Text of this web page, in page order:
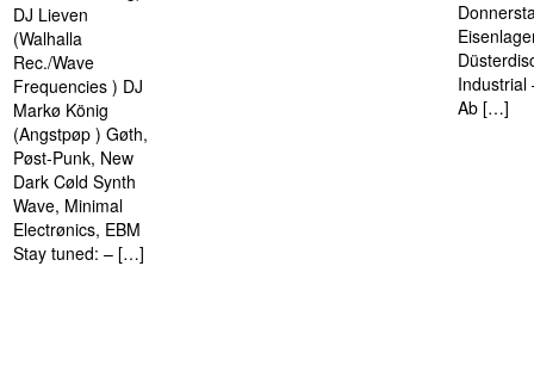
DJ Lieven
(Walhalla
Rec./Wave
Frequencies ) DJ
Markø König
(Angstpøp ) Gøth,
Pøst-Punk, New
Dark Cøld Synth
Wave, Minimal
Electrønics, EBM
Stay tuned: – […]
Industrial
Ab […]